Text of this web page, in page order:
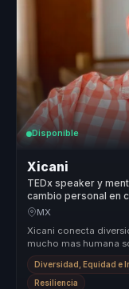
Disponible
Xicani
TEDx speaker y
cambio personal en
organizaciones.
MX
Xicani conecta
mucho mas humana
que las empre...
Diversidad, Equidad e
Resiliencia